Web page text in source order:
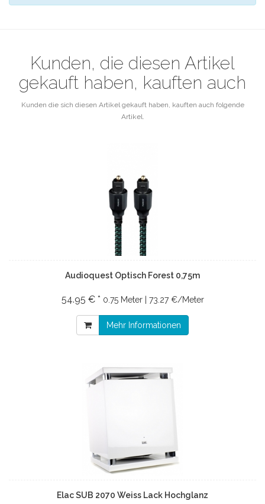
Kunden, die diesen Artikel
gekauft haben, kauften auch
Kunden die sich diesen Artikel gekauft haben, kauften auch folgende
Artikel.
Audioquest Optisch Forest 0,75m
54.95 € * 0.75 Meter | 73.27 €/Meter
Mehr Informationen
Elac SUB 2070 Weiss Lack Hochglanz